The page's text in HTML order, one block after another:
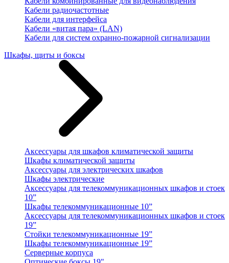
Кабели радиочастотные
Кабели для интерфейса
Кабели «витая пара» (LAN)
Кабели для систем охранно-пожарной сигнализации
Шкафы, щиты и боксы
Аксессуары для шкафов климатической защиты
Шкафы климатической защиты
Аксессуары для электрических шкафов
Шкафы электрические
Аксессуары для телекоммуникационных шкафов и стоек
10”
Шкафы телекоммуникационные 10”
Аксессуары для телекоммуникационных шкафов и стоек
19”
Стойки телекоммуникационные 19”
Шкафы телекоммуникационные 19”
Серверные корпуса